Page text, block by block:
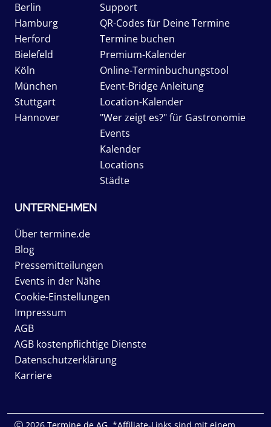
Berlin
Hamburg
Herford
Bielefeld
Köln
München
Stuttgart
Hannover
Support
QR-Codes für Deine Termine
Termine buchen
Premium-Kalender
Online-Terminbuchungstool
Event-Bridge Anleitung
Location-Kalender
"Wer zeigt es?" für Gastronomie
Events
Kalender
Locations
Städte
UNTERNEHMEN
Über termine.de
Blog
Pressemitteilungen
Events in der Nähe
Cookie-Einstellungen
Impressum
AGB
AGB kostenpflichtige Dienste
Datenschutzerklärung
Karriere